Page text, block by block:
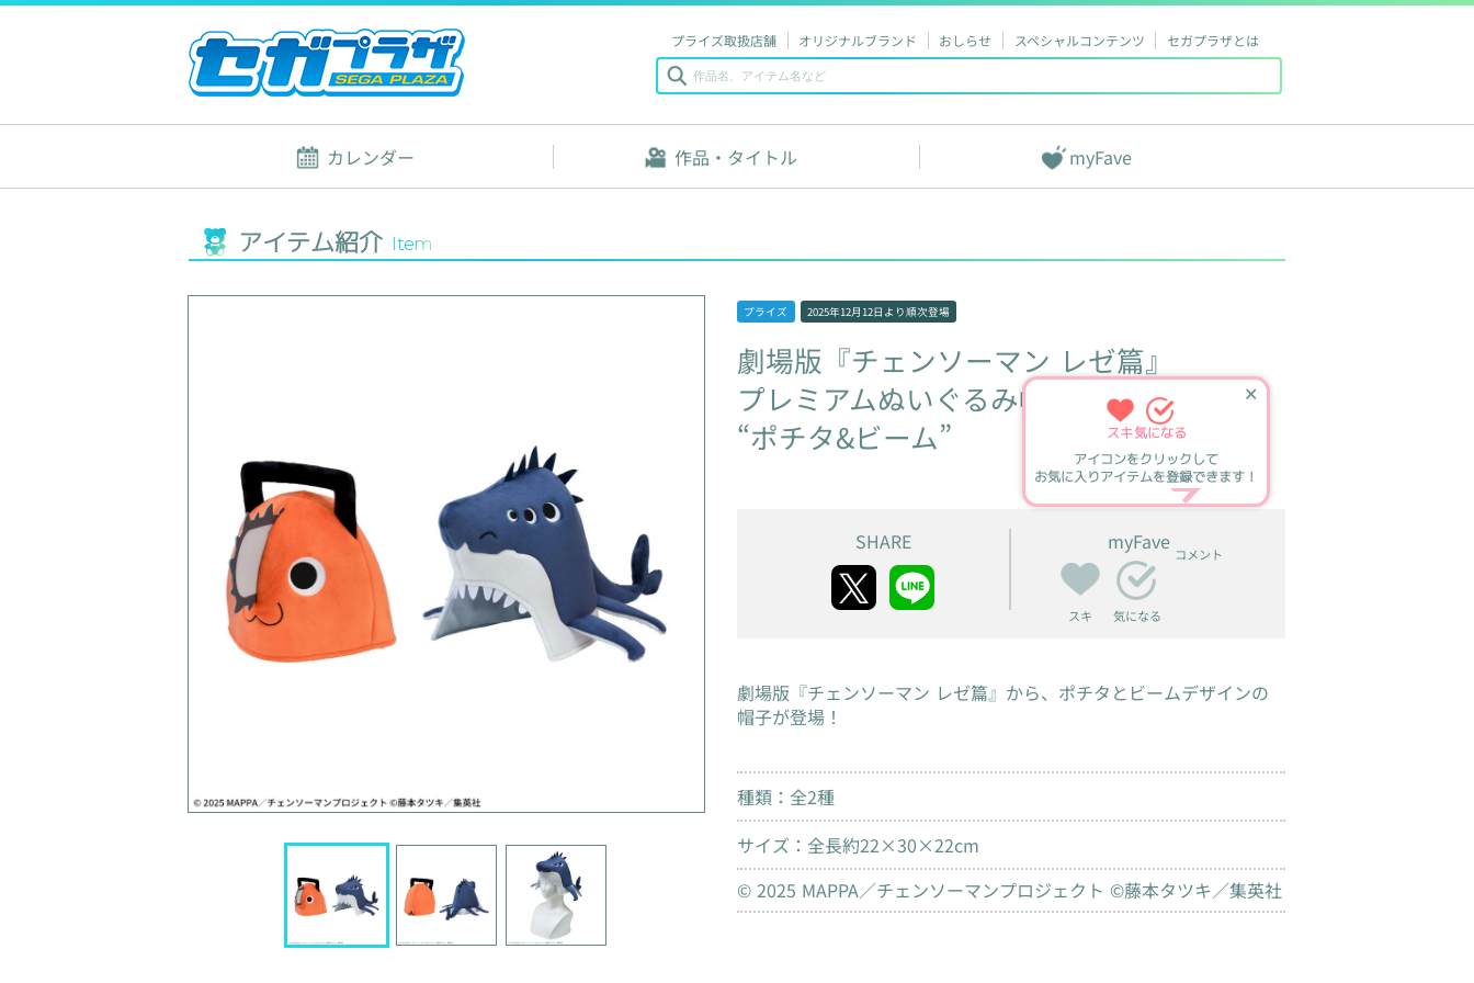
プライズ取扱店舗 オリジナルブランド おしらせ スペシャルコンテンツ セガプラザとは
カレンダー 作品・タイトル myFave
アイテム紹介 Item
プライズ 2025年12月12日 より順次登場
劇場版『チェンソーマン レゼ篇』
プレミアムぬいぐるみ帽子
“ポチタ&ビーム”
✕
スキ気になる
アイコンをクリックして
お気に入りアイテムを登録できます！
SHARE myFave
スキ 気になる
コメント
劇場版『チェンソーマン レゼ篇』から、ポチタとビームデザインの
帽子が登場！
種類：全2種
サイズ：全長約22×30×22cm
© 2025 MAPPA／チェンソーマンプロジェクト ©藤本タツキ／集英社